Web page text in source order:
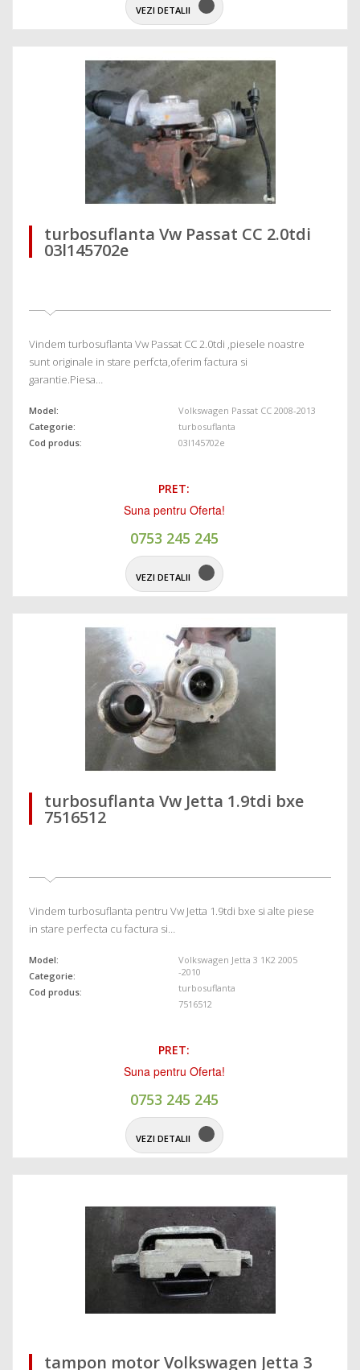
VEZI DETALII
turbosuflanta Vw Passat CC 2.0tdi
03l145702e
Vindem turbosuflanta Vw Passat CC 2.0tdi ,piesele noastre
sunt originale in stare perfcta,oferim factura si
garantie.Piesa…
Model:
Categorie:
Cod produs:
Volkswagen Passat CC 2008-2013
turbosuflanta
03l145702e
PRET:
Suna pentru Oferta!
0753 245 245
VEZI DETALII
turbosuflanta Vw Jetta 1.9tdi bxe
7516512
Vindem turbosuflanta pentru Vw Jetta 1.9tdi bxe si alte piese
in stare perfecta cu factura si…
Model:
Categorie:
Cod produs:
Volkswagen Jetta 3 1K2 2005
-2010
turbosuflanta
7516512
PRET:
Suna pentru Oferta!
0753 245 245
VEZI DETALII
tampon motor Volkswagen Jetta 3